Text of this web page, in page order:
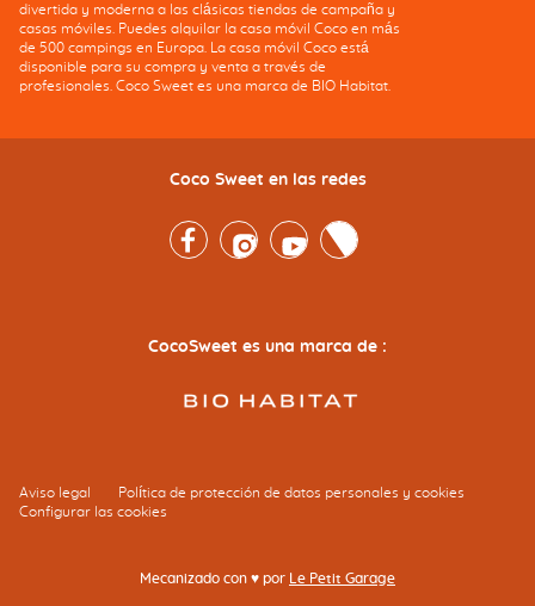
divertida y moderna a las clásicas tiendas de campaña y
casas móviles. Puedes alquilar la casa móvil Coco en más
de 500 campings en Europa. La casa móvil Coco está
disponible para su compra y venta a través de
profesionales. Coco Sweet es una marca de BIO Habitat.
Coco Sweet en las redes
FacebookInstagramYoutubeTwitter
CocoSweet es una marca de :
Aviso legal
Política de protección de datos personales y cookies
Configurar las cookies
Mecanizado con ♥ por Le Petit Garage